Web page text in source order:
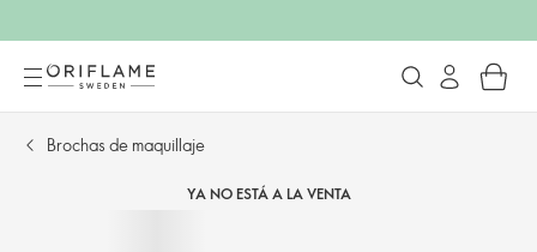
Brochas de maquillaje
YA NO ESTÁ A LA VENTA